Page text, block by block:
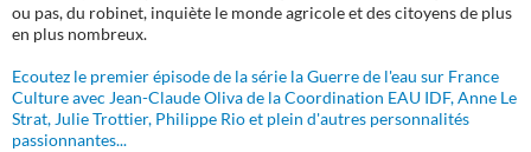
ou pas, du robinet, inquiète le monde agricole et des citoyens de plus
en plus nombreux.
Ecoutez le premier épisode de la série la Guerre de l'eau sur France
Culture avec Jean-Claude Oliva de la Coordination EAU IDF, Anne Le
Strat, Julie Trottier, Philippe Rio et plein d'autres personnalités
passionnantes...